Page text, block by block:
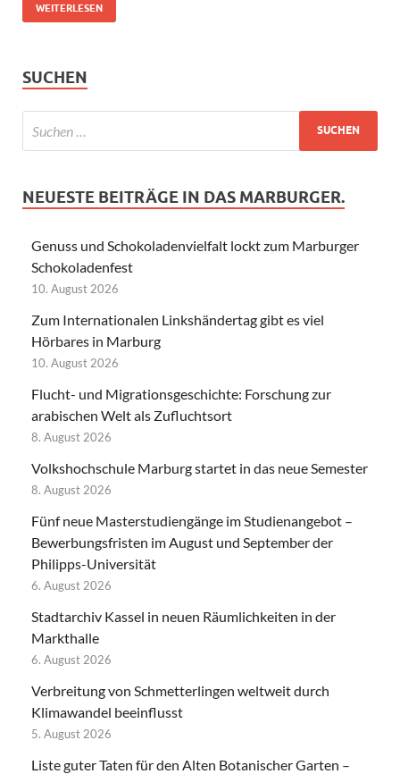
WEITERLESEN
SUCHEN
NEUESTE BEITRÄGE IN DAS MARBURGER.
Genuss und Schokoladenvielfalt lockt zum Marburger
Schokoladenfest
10. August 2026
Zum Internationalen Linkshändertag gibt es viel
Hörbares in Marburg
10. August 2026
Flucht- und Migrationsgeschichte: Forschung zur
arabischen Welt als Zufluchtsort
8. August 2026
Volkshochschule Marburg startet in das neue Semester
8. August 2026
Fünf neue Masterstudiengänge im Studienangebot –
Bewerbungsfristen im August und September der
Philipps-Universität
6. August 2026
Stadtarchiv Kassel in neuen Räumlichkeiten in der
Markthalle
6. August 2026
Verbreitung von Schmetterlingen weltweit durch
Klimawandel beeinflusst
5. August 2026
Liste guter Taten für den Alten Botanischer Garten –